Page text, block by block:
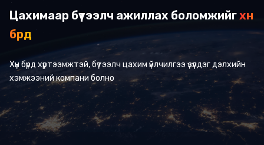
Цахимаар бүтээлч ажиллах боломжийгхүн
бүрд
Хүн бүрд хүртээмжтэй, бүтээлч цахим үйлчилгээ үзүүлдэг дэлхийн
хэмжээний компани болно